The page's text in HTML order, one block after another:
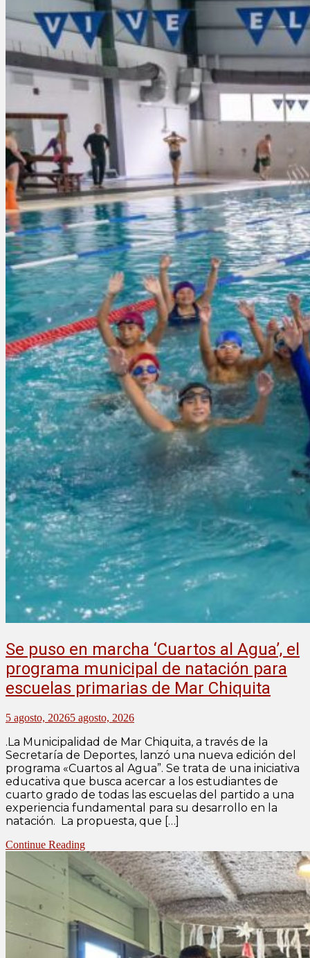
Se puso en marcha ‘Cuartos al Agua’, el
programa municipal de natación para
escuelas primarias de Mar Chiquita
5 agosto, 20265 agosto, 2026
.La Municipalidad de Mar Chiquita, a través de la
Secretaría de Deportes, lanzó una nueva edición del
programa «Cuartos al Agua”. Se trata de una iniciativa
educativa que busca acercar a los estudiantes de
cuarto grado de todas las escuelas del partido a una
experiencia fundamental para su desarrollo en la
natación. La propuesta, que […]
Continue Reading